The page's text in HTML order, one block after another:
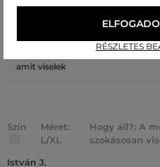
amit általában viselek
A méret sokkal nagyobb, mint
amit viselek
Szín
Méret:
L/XL
Hogy áll?: A
szokásosan
István J.
RÉSZLETES